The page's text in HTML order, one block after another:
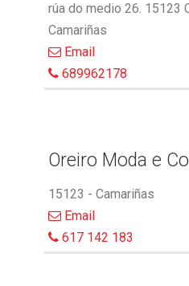
rúa do medio 26. 15123
Camariñas
Email
689962178
Oreiro Moda e
15123 - Camariñas
Email
617 142 183